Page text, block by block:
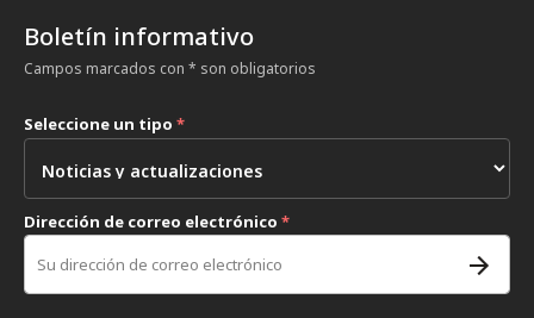
Boletín informativo
Campos marcados con * son obligatorios
Seleccione un tipo *
Dirección de correo electrónico *